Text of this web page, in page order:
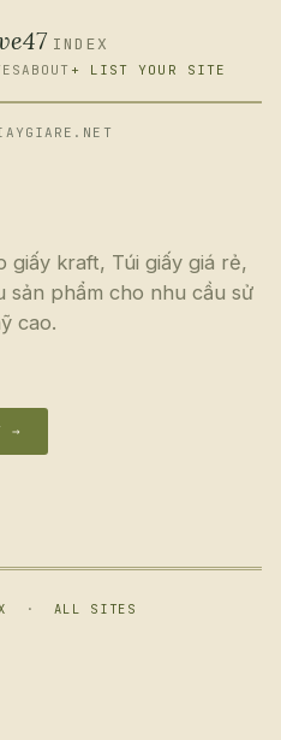
INDEX
ABOUT + LIST YOUR SITE
giấy kraft, Túi giấy giá rẻ,
sản phẩm cho nhu cầu sử
cao.
→
· ALL SITES